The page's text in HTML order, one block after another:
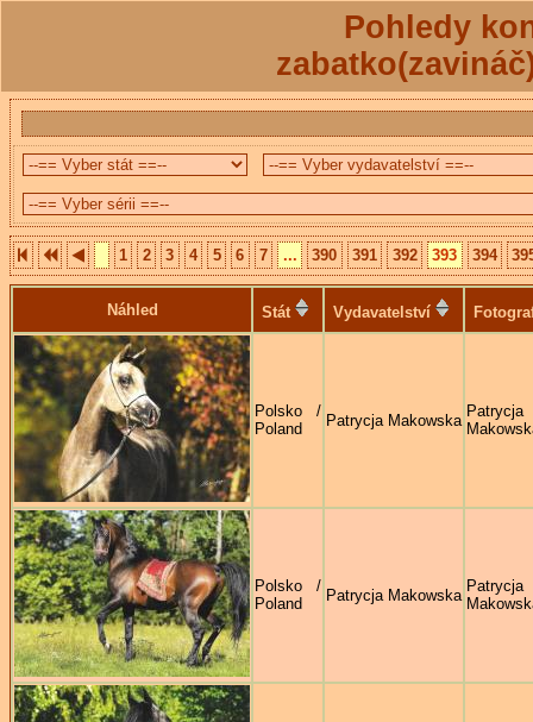
Pohledy
1 2 3 4 5 6 7 ... 390 391 392 393 394
Náhled Stát Vydavatelství
Polsko /
Poland
Patrycja Makowska
Patrycja
Polsko /
Poland
Patrycja Makowska
Patrycja